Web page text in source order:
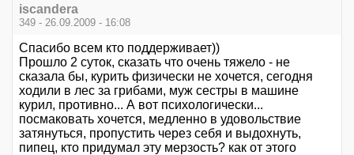
iscandera
349 - 26.09.2009 - 16:08
Спасибо всем кто поддерживает))
Прошло 2 суток, сказать что очень тяжело - не
сказала бы, курить физически не хочется, сегодня
ходили в лес за грибами, муж сестры в машине
курил, противно... А вот психологически...
посмаковать хочется, медленно в удовольствие
затянуться, пропустить через себя и выдохнуть,
пипец, кто придумал эту мерзость? как от этого